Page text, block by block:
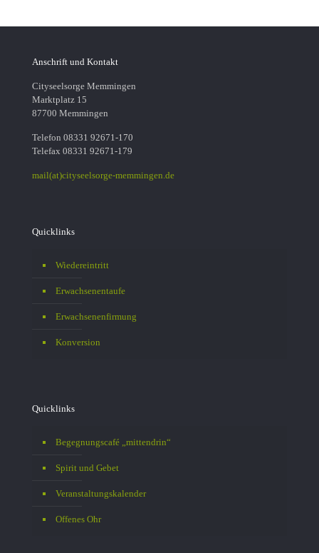
Anschrift und Kontakt
Cityseelsorge Memmingen
Marktplatz 15
87700 Memmingen
Telefon 08331 92671-170
Telefax 08331 92671-179
mail(at)cityseelsorge-memmingen.de
Quicklinks
Wiedereintritt
Erwachsenentaufe
Erwachsenenfirmung
Konversion
Quicklinks
Begegnungscafé „mittendrin“
Spirit und Gebet
Veranstaltungskalender
Offenes Ohr